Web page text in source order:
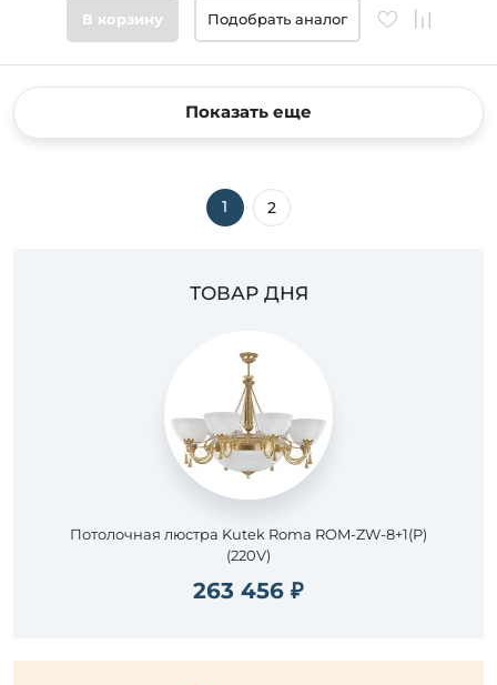
В корзину Подобрать аналог
Показать еще
1 2
ТОВАР ДНЯ
Потолочная люстра Kutek Roma ROM-ZW-8+1(P)
(220V)
263 456 ₽